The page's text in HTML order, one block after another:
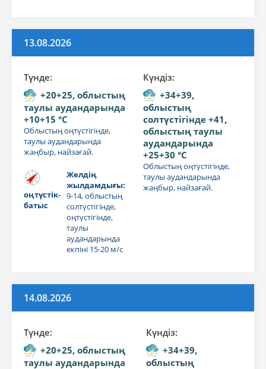
13.08.2026
Түнде:
+20+25, облыстың
таулы аудандарында
+10+15 °C
Облыстың оңтүстігінде,
таулы аудандарында
жаңбыр, найзағай.
оңтүстік-
батыс
Желдің
жылдамдығы:
9-14, облыстың
солтүстігінде,
оңтүстігінде,
таулы
аудандарында
екпіні 15-20 м/с
Күндiз:
+34+39,
облыстың
солтүстігінде +41,
облыстың таулы
аудандарында
+25+30 °C
Облыстың оңтүстігінде,
таулы аудандарында
жаңбыр, найзағай.
14.08.2026
Түнде:
+20+25, облыстың
таулы аудандарында
Күндiз:
+34+39,
облыстың